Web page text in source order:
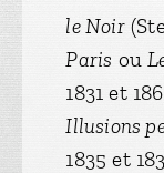
le Noir
Paris ou
1831 et
Illusions
1835 et